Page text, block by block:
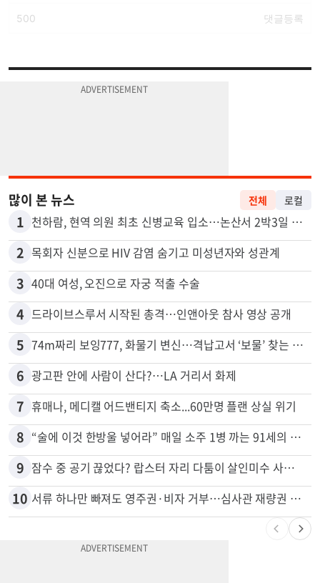
많이 본 뉴스 전체 로컬
1 천하람, 현역 의원 최초 신병교육 입소…논산서 2박3일 생활
2 목회자 신분으로 HIV 감염 숨기고 미성년자와 성관계
3 40대 여성, 오진으로 자궁 적출 수술
4 드라이브스루서 시작된 총격…인앤아웃 참사 영상 공개
5 74m짜리 보잉777, 화물기 변신…격납고서 ‘보물’ 찾는 인천공항
6 광고판 안에 사람이 산다?…LA 거리서 화제
7 휴매나, 메디캘 어드밴티지 축소...60만명 플랜 상실 위기
8 “술에 이것 한방울 넣어라” 매일 소주 1병 까는 91세의 철칙
9 잠수 중 공기 끊었다? 랍스터 자리 다툼이 살인미수 사건으로
10 서류 하나만 빠져도 영주권·비자 거부…심사관 재량권 대폭 확대